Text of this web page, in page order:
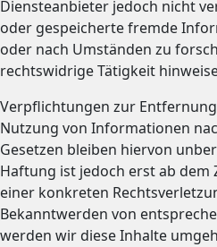
Diensteanbieter jedoch nicht
oder gespeicherte fremde
oder nach Umständen zu
rechtswidrige Tätigkeit
Verpflichtungen zur
Nutzung von Informationen
Gesetzen bleiben hiervon
Haftung ist jedoch erst ab dem
einer konkreten
Bekanntwerden von
werden wir diese Inhalte